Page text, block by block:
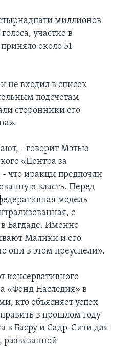
миллионов
участие в
около 51
не входил в список
подсчетам
сторонники его
- говорит Мэтью
«Центра за
что иракцы предпочли
власть. Перед
модель
с
Багдаде. Именно
Малики и его
они в этом преуспели».
консервативного
«Фонд Наследия» в
кто объясняет успех
в прошлом году
в Басру и Садр-Сити для
развязанной